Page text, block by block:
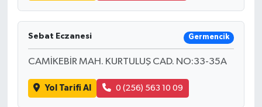
Sebat Eczanesi Germencik
CAMİKEBİR MAH. KURTULUŞ CAD. NO:33-35A
Yol Tarifi Al 0 (256) 563 10 09